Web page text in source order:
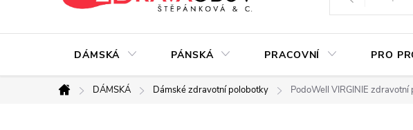
DÁMSKÁ PÁNSKÁ PRACOVNÍ PRO
Domů
DÁMSKÁ Dámské zdravotní polobotky PodoWell VIRGINIE